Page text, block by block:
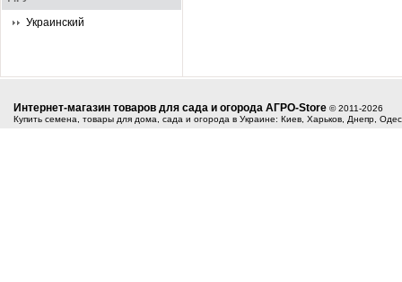
Украинский
Интернет-магазин товаров для сада и огорода АГРО-Store © 2011-2026
Купить семена, товары для дома, сада и огорода в Украине: Киев, Харьков, Днепр,